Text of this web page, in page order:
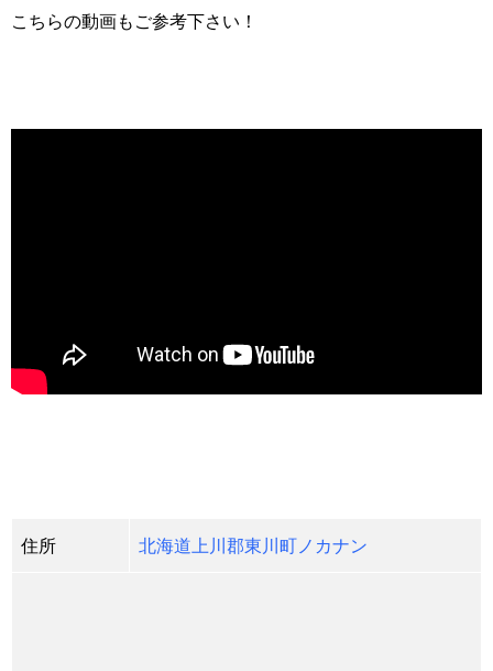
こちらの動画もご参考下さい！
住所 北海道上川郡東川町ノカナン